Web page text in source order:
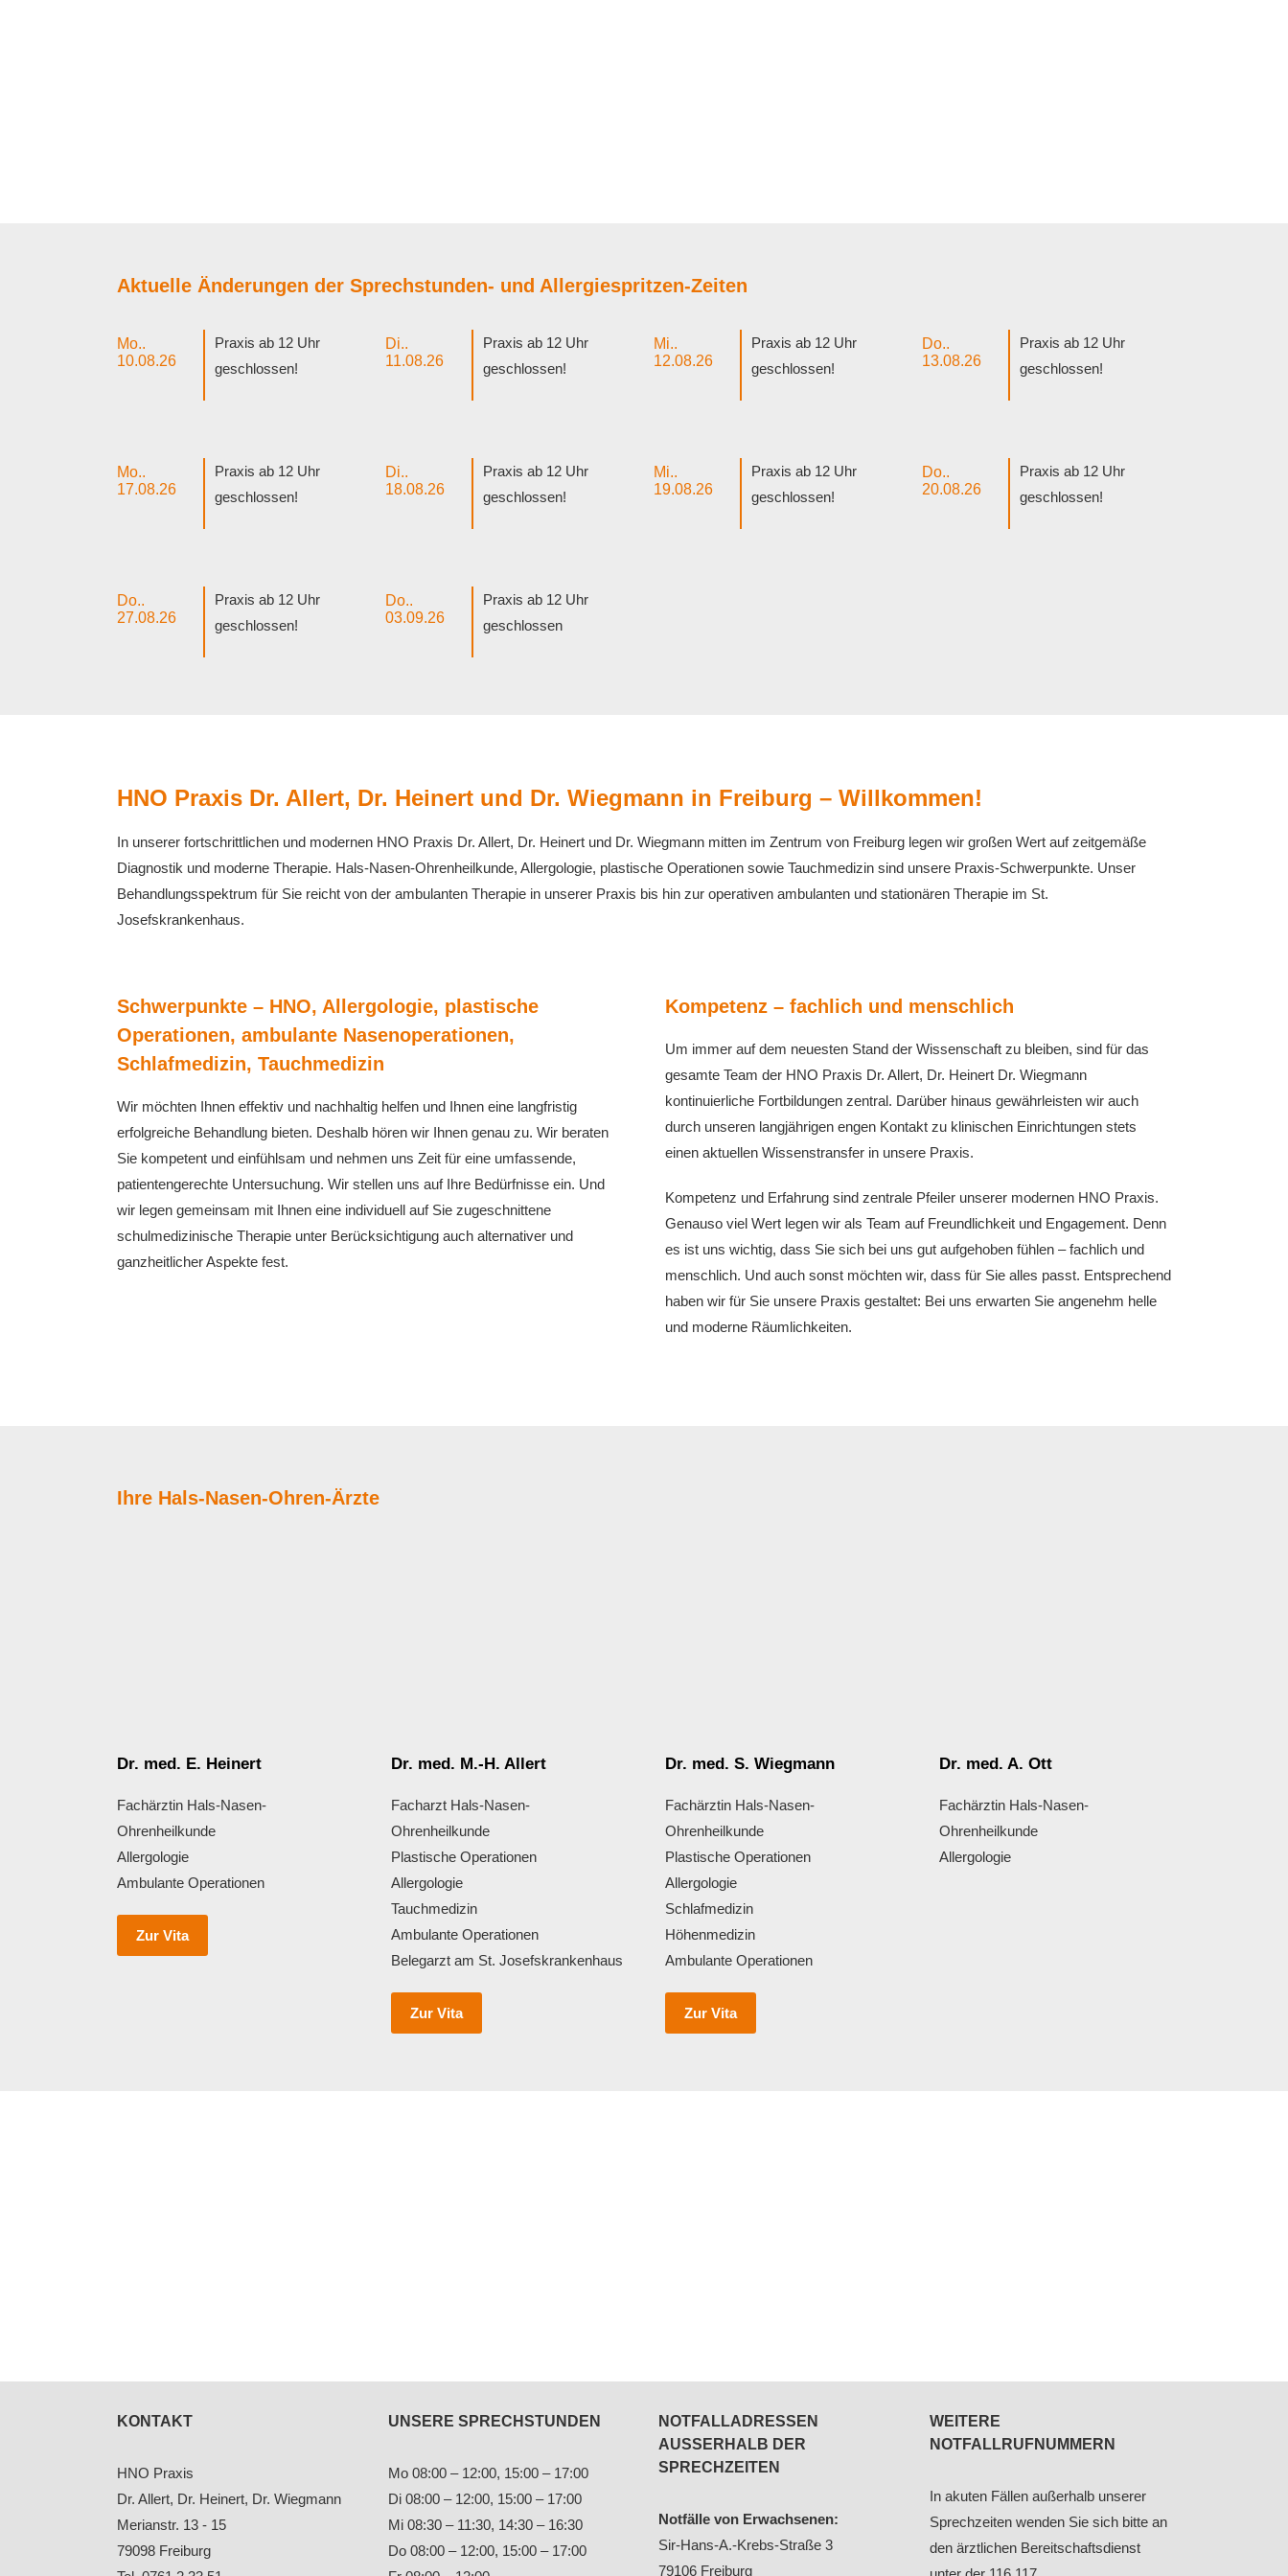
Aktuelle Änderungen der Sprechstunden- und Allergiespritzen-Zeiten
Mo..
10.08.26
Praxis ab 12 Uhr
geschlossen!
Di..
11.08.26
Praxis ab 12 Uhr
geschlossen!
Mi..
12.08.26
Praxis ab 12 Uhr
geschlossen!
Do..
13.08.26
Praxis ab 12 Uhr
geschlossen!
Mo..
17.08.26
Praxis ab 12 Uhr
geschlossen!
Di..
18.08.26
Praxis ab 12 Uhr
geschlossen!
Mi..
19.08.26
Praxis ab 12 Uhr
geschlossen!
Do..
20.08.26
Praxis ab 12 Uhr
geschlossen!
Do..
27.08.26
Praxis ab 12 Uhr
geschlossen!
Do..
03.09.26
Praxis ab 12 Uhr
geschlossen
HNO Praxis Dr. Allert, Dr. Heinert und Dr. Wiegmann in Freiburg – Willkommen!
In unserer fortschrittlichen und modernen HNO Praxis Dr. Allert, Dr. Heinert und Dr. Wiegmann mitten im Zentrum von Freiburg legen wir großen Wert auf zeitgemäße
Diagnostik und moderne Therapie. Hals-Nasen-Ohrenheilkunde, Allergologie, plastische Operationen sowie Tauchmedizin sind unsere Praxis-Schwerpunkte. Unser
Behandlungsspektrum für Sie reicht von der ambulanten Therapie in unserer Praxis bis hin zur operativen ambulanten und stationären Therapie im St.
Josefskrankenhaus.
Schwerpunkte – HNO, Allergologie, plastische
Operationen, ambulante Nasenoperationen,
Schlafmedizin, Tauchmedizin
Wir möchten Ihnen effektiv und nachhaltig helfen und Ihnen eine langfristig
erfolgreiche Behandlung bieten. Deshalb hören wir Ihnen genau zu. Wir beraten
Sie kompetent und einfühlsam und nehmen uns Zeit für eine umfassende,
patientengerechte Untersuchung. Wir stellen uns auf Ihre Bedürfnisse ein. Und
wir legen gemeinsam mit Ihnen eine individuell auf Sie zugeschnittene
schulmedizinische Therapie unter Berücksichtigung auch alternativer und
ganzheitlicher Aspekte fest.
Kompetenz – fachlich und menschlich
Um immer auf dem neuesten Stand der Wissenschaft zu bleiben, sind für das
gesamte Team der HNO Praxis Dr. Allert, Dr. Heinert Dr. Wiegmann
kontinuierliche Fortbildungen zentral. Darüber hinaus gewährleisten wir auch
durch unseren langjährigen engen Kontakt zu klinischen Einrichtungen stets
einen aktuellen Wissenstransfer in unsere Praxis.
Kompetenz und Erfahrung sind zentrale Pfeiler unserer modernen HNO Praxis.
Genauso viel Wert legen wir als Team auf Freundlichkeit und Engagement. Denn
es ist uns wichtig, dass Sie sich bei uns gut aufgehoben fühlen – fachlich und
menschlich. Und auch sonst möchten wir, dass für Sie alles passt. Entsprechend
haben wir für Sie unsere Praxis gestaltet: Bei uns erwarten Sie angenehm helle
und moderne Räumlichkeiten.
Ihre Hals-Nasen-Ohren-Ärzte
Dr. med. E. Heinert
Fachärztin Hals-Nasen-
Ohrenheilkunde
Allergologie
Ambulante Operationen
Zur Vita
Dr. med. M.-H. Allert
Facharzt Hals-Nasen-
Ohrenheilkunde
Plastische Operationen
Allergologie
Tauchmedizin
Ambulante Operationen
Belegarzt am St. Josefskrankenhaus
Zur Vita
Dr. med. S. Wiegmann
Fachärztin Hals-Nasen-
Ohrenheilkunde
Plastische Operationen
Allergologie
Schlafmedizin
Höhenmedizin
Ambulante Operationen
Zur Vita
Dr. med. A. Ott
Fachärztin Hals-Nasen-
Ohrenheilkunde
Allergologie
KONTAKT
HNO Praxis
Dr. Allert, Dr. Heinert, Dr. Wiegmann
Merianstr. 13 - 15
79098 Freiburg
UNSERE SPRECHSTUNDEN
Mo 08:00 – 12:00, 15:00 – 17:00
Di 08:00 – 12:00, 15:00 – 17:00
Mi 08:30 – 11:30, 14:30 – 16:30
Do 08:00 – 12:00, 15:00 – 17:00
NOTFALLADRESSEN
AUSSERHALB DER S
PRECHZEITEN
Notfälle von Erwachsenen:
Sir-Hans-A.-Krebs-Straße 3
79106 Freiburg
WEITERE
NOTFALLRUFNUMMERN
In akuten Fällen außerhalb unserer
Sprechzeiten wenden Sie sich bitte an
den ärztlichen Bereitschaftsdienst